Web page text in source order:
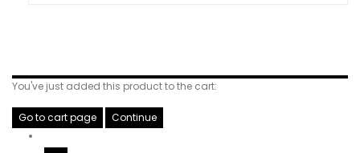
You've just added this product to the cart:
Go to cart page Continue